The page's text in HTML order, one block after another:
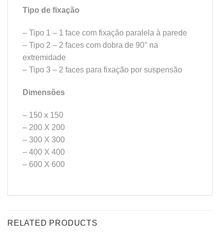
Tipo de fixação
– Tipo 1 – 1 face com fixação paralela à parede
– Tipo 2 – 2 faces com dobra de 90° na
extremidade
– Tipo 3 – 2 faces para fixação por suspensão
Dimensões
– 150 x 150
– 200 X 200
– 300 X 300
– 400 X 400
– 600 X 600
RELATED PRODUCTS